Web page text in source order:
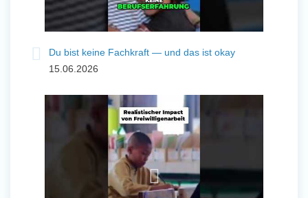
Du bist keine Fachkraft — und das ist okay
15.06.2026